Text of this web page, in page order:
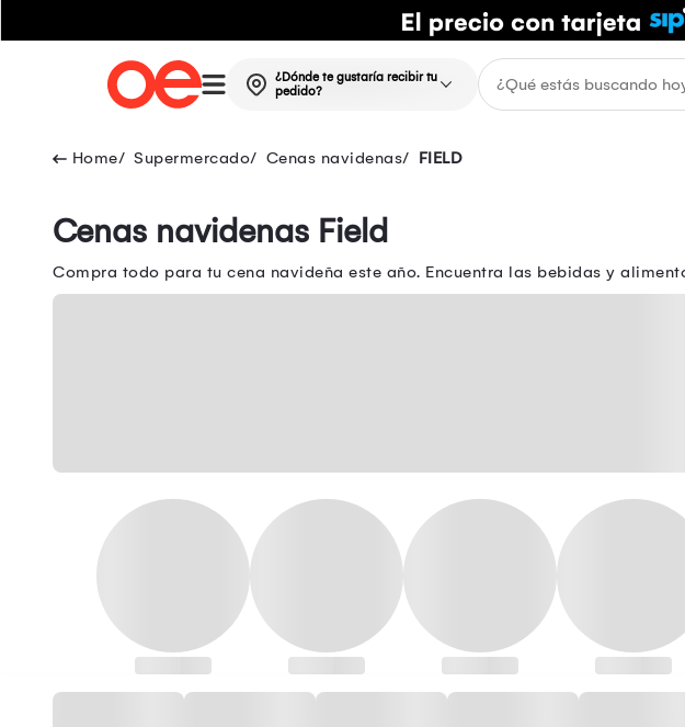
¿Dónde te gustaría recibir tu
pedido?
Supermercado Cenas navidenas FIELD
Cenas navidenas Field
Compra todo para tu cena navideña este año. Encuentra las bebidas y